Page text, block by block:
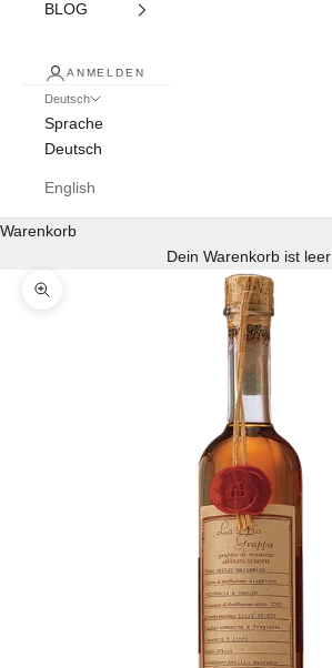
BLOG
ANMELDEN
Deutsch
Sprache
Deutsch
English
Warenkorb
Dein Warenkorb ist leer
Bild vergrößern